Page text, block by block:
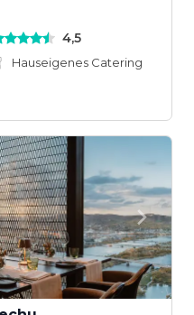
4,5
Hauseigenes Catering